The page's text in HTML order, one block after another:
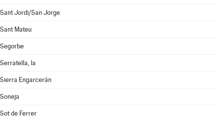
Sant Jordi/San Jorge
Sant Mateu
Segorbe
Serratella, la
Sierra Engarcerán
Soneja
Sot de Ferrer